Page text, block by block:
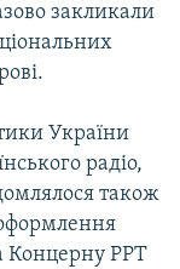
закликали
України
радіо,
також
Концерну РРТ